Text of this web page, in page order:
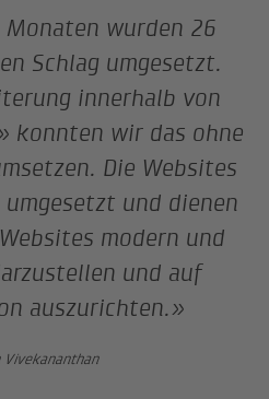
wurden 26
Schlag umgesetzt.
innerhalb von
konnten wir das ohne
Die Websites
und dienen
modern und
und auf
auszurichten.»
Vivekananthan